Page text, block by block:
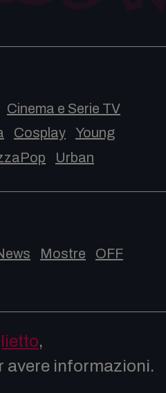
Cinema e Serie TV
Cosplay
Young
Urban
Mostre
OFF
,
avere informazioni.